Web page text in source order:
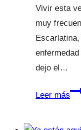
Vivir esta
muy
dejo el…
Leer más